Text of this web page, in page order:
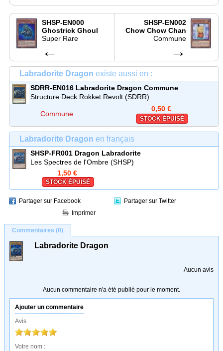
SHSP-EN000
Ghostrick Ghoul
Super Rare
←
SHSP-EN002
Chow Chow Chan
Commune
→
Labradorite Dragon existe aussi en :
SDRR-EN016 Labradorite Dragon Commune
Structure Deck Rokket Revolt (SDRR)
Commune
0,50 €
STOCK ÉPUISÉ
Labradorite Dragon en français
SHSP-FR001 Dragon Labradorite
Les Spectres de l'Ombre (SHSP)
1,50 €
STOCK ÉPUISÉ
Partager sur Facebook
Partager sur Twitter
Imprimer
Commentaires (0)
Labradorite Dragon
Aucun avis
Aucun commentaire n'a été publié pour le moment.
Ajouter un commentaire
Avis
Votre nom :